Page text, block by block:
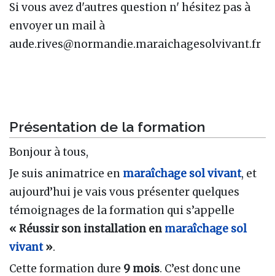
Si vous avez d'autres question n' hésitez pas à
envoyer un mail à
aude.rives@normandie.maraichagesolvivant.fr
Présentation de la formation
Bonjour à tous,
Je suis animatrice en maraîchage sol vivant, et
aujourd’hui je vais vous présenter quelques
témoignages de la formation qui s’appelle
« Réussir son installation en maraîchage sol
vivant».
Cette formation dure 9 mois. C’est donc une